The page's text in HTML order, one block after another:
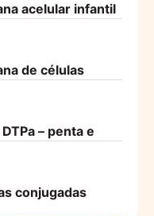
acelular infantil
de células
– penta e
conjugadas